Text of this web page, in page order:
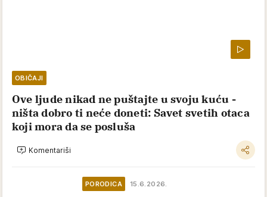
OBIČAJI
Ove ljude nikad ne puštajte u svoju kuću -
ništa dobro ti neće doneti: Savet svetih otaca
koji mora da se posluša
Komentariši
PORODICA 15.6.2026.